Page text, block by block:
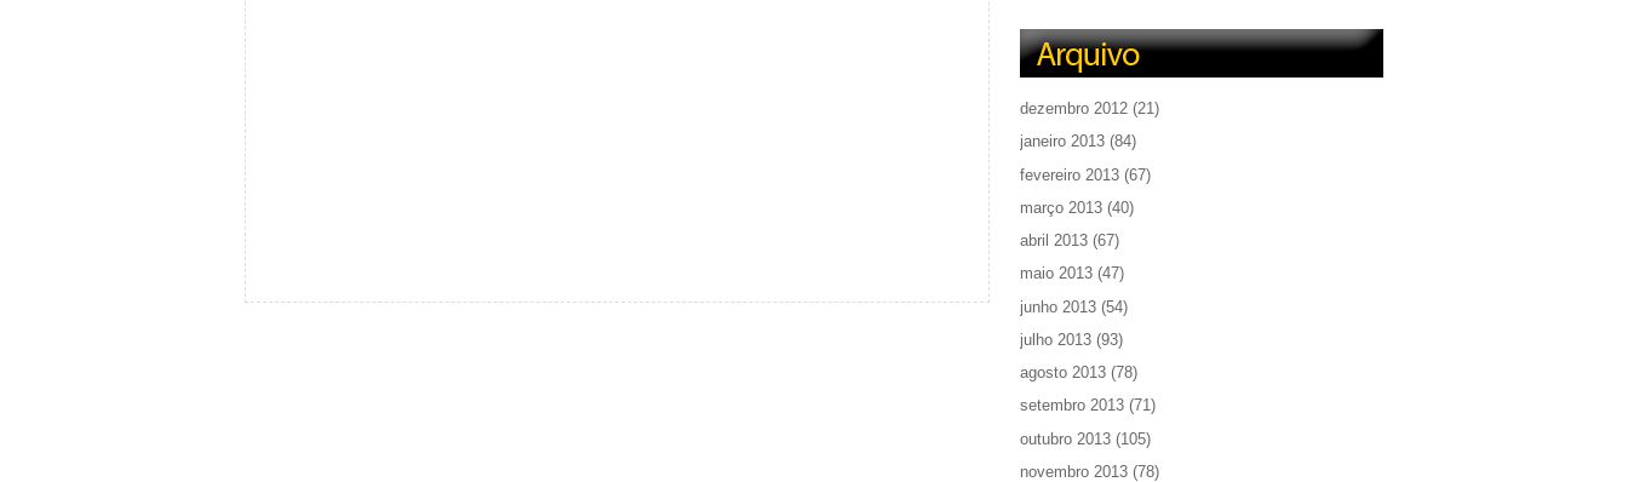
dezembro 2012 (21)
janeiro 2013 (84)
fevereiro 2013 (67)
março 2013 (40)
abril 2013 (67)
maio 2013 (47)
junho 2013 (54)
julho 2013 (93)
agosto 2013 (78)
setembro 2013 (71)
outubro 2013 (105)
novembro 2013 (78)